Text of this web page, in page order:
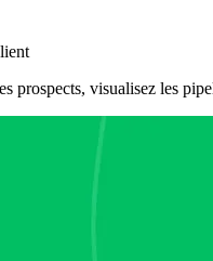
visualisez les